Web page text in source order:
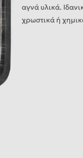
αγνά υλικά.
χρωστικά ή